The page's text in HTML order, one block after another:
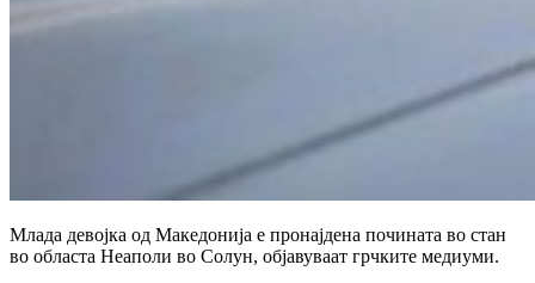
Млада девојка од Македонија е пронајдена почината во стан
во областа Неаполи во Солун, објавуваат грчките медиуми.